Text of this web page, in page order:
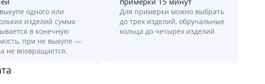
одного или
изделий сумма
в конечную
при не выкупе —
не возвращается.
Для примерки можно выбрать
до трех изделий, обручальные
кольца до четырех изделий